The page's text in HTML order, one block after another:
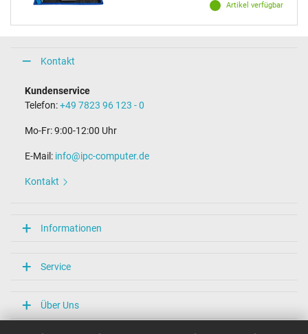
Artikel verfügbar
Kontakt
Kundenservice
Telefon:+49 7823 96 123 - 0
Mo-Fr: 9:00-12:00 Uhr
E-Mail: info@ipc-computer.de
Kontakt
Informationen
Service
Über Uns